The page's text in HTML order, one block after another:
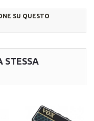
SU QUESTO
STESSA